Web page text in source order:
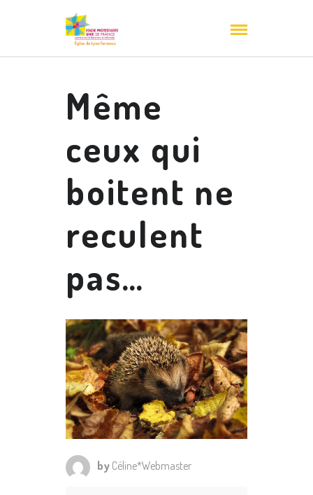
Même
ceux qui
boitent ne
reculent
pas…
by Céline*Webmaster